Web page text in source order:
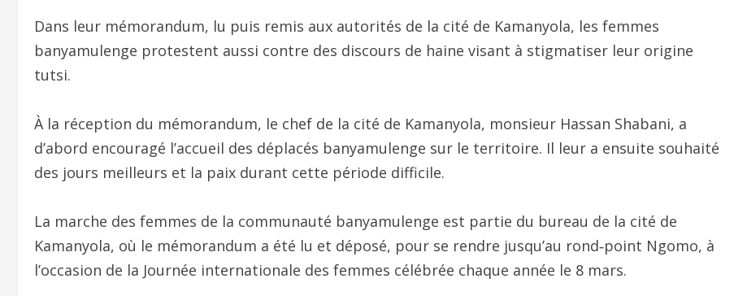
Dans leur mémorandum, lu puis remis aux autorités de la cité de Kamanyola, les femmes
banyamulenge protestent aussi contre des discours de haine visant à stigmatiser leur origine
tutsi.
À la réception du mémorandum, le chef de la cité de Kamanyola, monsieur Hassan Shabani, a
d’abord encouragé l’accueil des déplacés banyamulenge sur le territoire. Il leur a ensuite souhaité
des jours meilleurs et la paix durant cette période difficile.
La marche des femmes de la communauté banyamulenge est partie du bureau de la cité de
Kamanyola, où le mémorandum a été lu et déposé, pour se rendre jusqu’au rond‑point Ngomo, à
l’occasion de la Journée internationale des femmes célébrée chaque année le 8 mars.